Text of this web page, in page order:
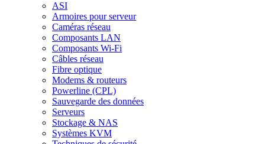
ASI
Armoires pour serveur
Caméras réseau
Composants LAN
Composants Wi-Fi
Câbles réseau
Fibre optique
Modems & routeurs
Powerline (CPL)
Sauvegarde des données
Serveurs
Stockage & NAS
Systèmes KVM